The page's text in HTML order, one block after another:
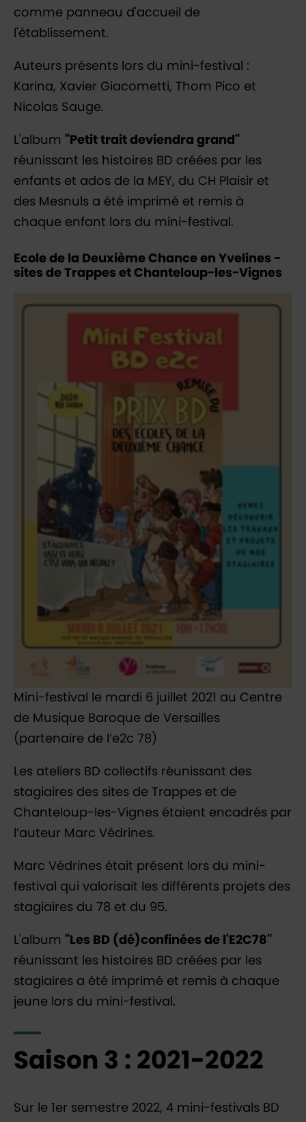
comme panneau d'accueil de
l'établissement.
Auteurs présents lors du mini-festival :
Karina, Xavier Giacometti, Thom Pico et
Nicolas Sauge.
L'album "Petit trait deviendra grand"
réunissant les histoires BD créées par les
enfants et ados de la MEY, du CH Plaisir et
des Mesnuls a été imprimé et remis à
chaque enfant lors du mini-festival.
Ecole de la Deuxième Chance en Yvelines -
sites de Trappes et Chanteloup-les-Vignes
Mini-festival le mardi 6 juillet 2021 au Centre
de Musique Baroque de Versailles
(partenaire de l’e2c 78)
Les ateliers BD collectifs réunissant des
stagiaires des sites de Trappes et de
Chanteloup-les-Vignes étaient encadrés par
l’auteur Marc Védrines.
Marc Védrines était présent lors du mini-
festival qui valorisait les différents projets des
stagiaires du 78 et du 95.
L'album "Les BD (dé)confinées de l'E2C78"
réunissant les histoires BD créées par les
stagiaires a été imprimé et remis à chaque
jeune lors du mini-festival.
Saison 3 : 2021-2022
Sur le 1er semestre 2022, 4 mini-festivals BD